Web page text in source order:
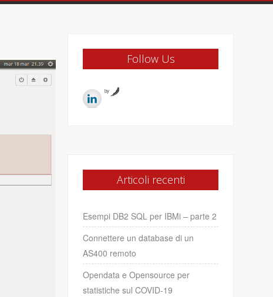
Follow Us
by
Articoli recenti
Esempi DB2 SQL per IBMi – parte 2
Connettere un database di un
AS400 remoto
Opendata e Opensource per
statistiche sul COVID-19